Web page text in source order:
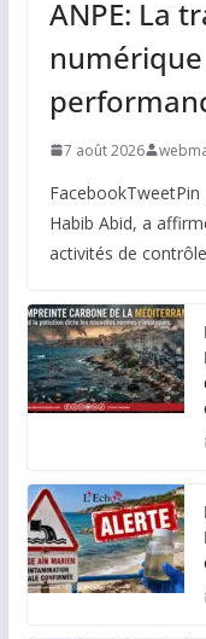
ANPE: La
7 août 2026
FacebookTweetPin
Habib Abid, a
activités de